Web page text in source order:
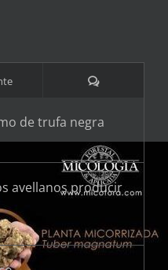
Comentarios
de trufa negra
avellanos producir